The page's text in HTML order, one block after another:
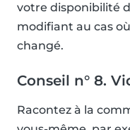
votre disponibilité
modifiant au cas
changé.
Conseil n° 8.
Racontez à la